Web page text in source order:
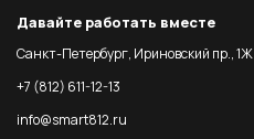
Давайте работать вместе
Санкт-Петербург, Ириновский пр., 1Ж
+7 (812) 611-12-13
info@smart812.ru